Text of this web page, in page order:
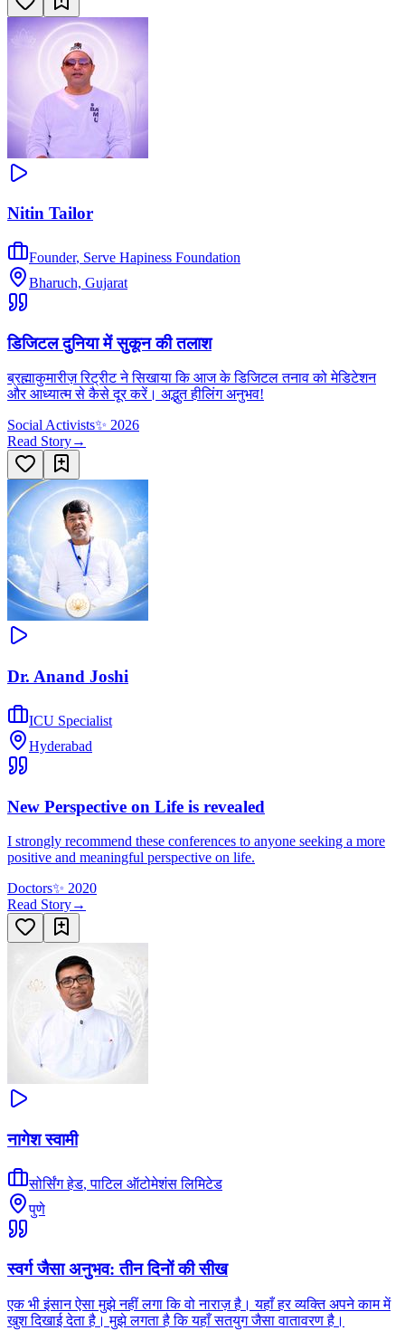
Nitin Tailor
Founder, Serve Hapiness Foundation
Bharuch, Gujarat
डिजिटल दुनिया में सुकून की तलाश
ब्रह्माकुमारीज़ रिट्रीट ने सिखाया कि आज के डिजिटल तनाव को मेडिटेशन
और आध्यात्म से कैसे दूर करें। अद्भुत हीलिंग अनुभव!
Social Activists✨ 2026
Read Story→
Dr. Anand Joshi
ICU Specialist
Hyderabad
New Perspective on Life is revealed
I strongly recommend these conferences to anyone seeking a more
positive and meaningful perspective on life.
Doctors✨ 2020
Read Story→
नागेश स्वामी
सोर्सिंग हेड,पाटिल ऑटोमेशंस लिमिटेड
पुणे
स्वर्ग जैसा अनुभव: तीन दिनों की सीख
एक भी इंसान ऐसा मुझे नहीं लगा कि वो नाराज़ है। यहाँ हर व्यक्ति अपने काम में
खुश दिखाई देता है। मुझे लगता है कि यहाँ सतयुग जैसा वातावरण है।